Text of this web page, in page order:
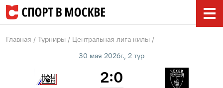
Главная Турниры
Центральная лига килы
30 мая 2026г., 2 тур
2:0